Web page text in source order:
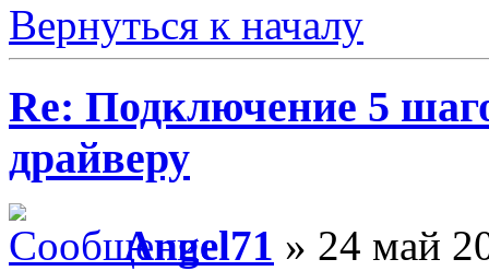
Вернуться к началу
Re: Подключение 5
драйверу
Angel71 » 24 май